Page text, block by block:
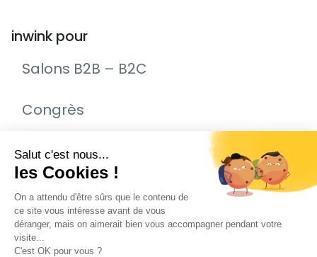
inwink pour
Salons B2B – B2C
Congrès
Remise de prix – Awards
Journée Portes Ouvertes (JPO)